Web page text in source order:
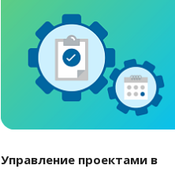
Управление проектами в